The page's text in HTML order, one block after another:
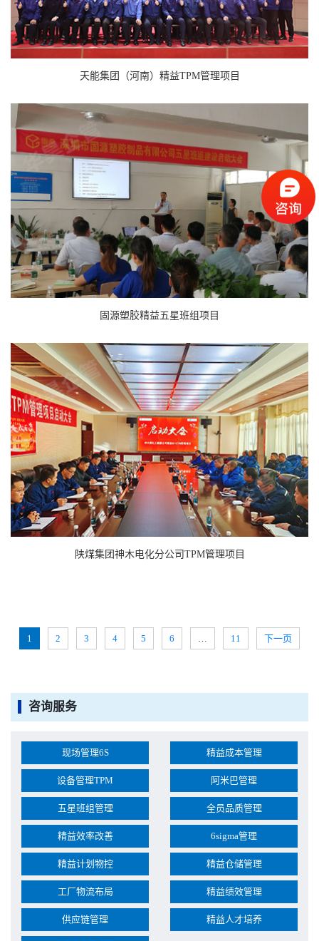
天能集团（河南）精益TPM管理项目
固源塑胶精益五星班组项目
陕煤集团神木电化分公司TPM管理项目
1 2 3 4 5 6 11 下一页
咨询服务
现场管理6S
设备管理TPM
五星班组管理
精益效率改善
精益计划物控
工厂物流布局
供应链管理
精益成本管理
阿米巴管理
全员品质管理
6sigma管理
精益仓储管理
精益绩效管理
精益人才培养